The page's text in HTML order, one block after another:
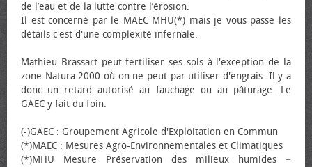
de l’eau et de la lutte contre l’érosion.
Il est concerné par le MAEC MHU(*) mais je vous passe les
détails c'est d'une complexité infernale.
Mathieu Brassart peut fertiliser ses sols à l'exception de la
zone Natura 2000 où on ne peut par utiliser d'engrais. Il y a
donc un retard autorisé au fauchage ou au pâturage. Le
GAEC y fait du foin.
(-)GAEC : Groupement Agricole d'Exploitation en Commun
(*)MAEC : Mesures Agro-Environnementales et Climatiques
(*)MHU Mesure Préservation des milieux humides −